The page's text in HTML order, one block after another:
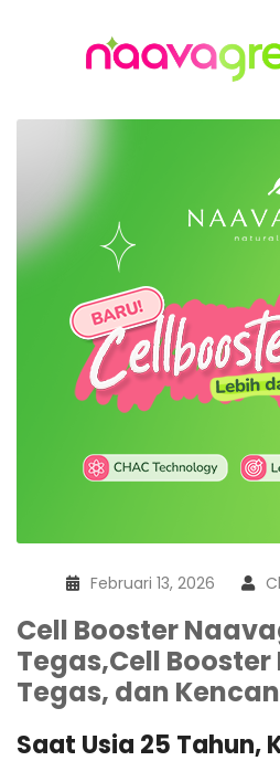
Februari 13, 2026
Cell Booster
Tegas,Cell
Tegas, dan
Saat Usia 25 Tahun,